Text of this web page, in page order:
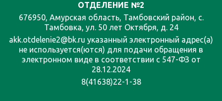
ОТДЕЛЕНИЕ №2
676950, Амурская область, Тамбовский район, с.
Тамбовка, ул. 50 лет Октября, д. 24
akk.otdelenie2@bk.ru указанный электронный адрес(а)
не используется(ются) для подачи обращения в
электронном виде в соответствии с 547-ФЗ от
28.12.2024
8(41638)22-1-38